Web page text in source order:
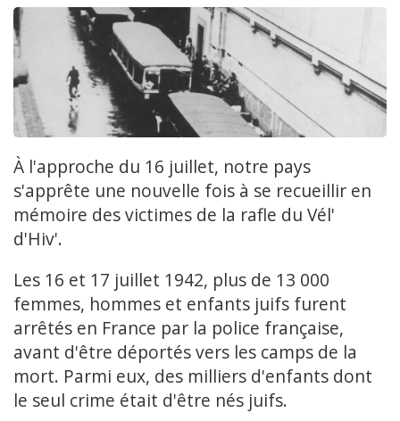
À l'approche du 16 juillet, notre pays
s'apprête une nouvelle fois à se recueillir en
mémoire des victimes de la rafle du Vél'
d'Hiv'.
Les 16 et 17 juillet 1942, plus de 13 000
femmes, hommes et enfants juifs furent
arrêtés en France par la police française,
avant d'être déportés vers les camps de la
mort. Parmi eux, des milliers d'enfants dont
le seul crime était d'être nés juifs.